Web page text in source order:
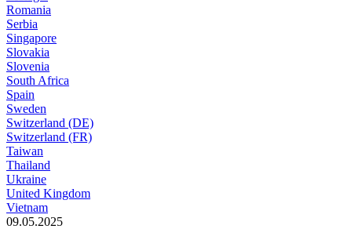
Romania
Serbia
Singapore
Slovakia
Slovenia
South Africa
Spain
Sweden
Switzerland (DE)
Switzerland (FR)
Taiwan
Thailand
Ukraine
United Kingdom
Vietnam
09.05.2025